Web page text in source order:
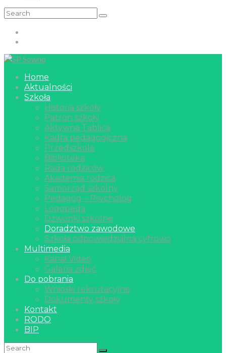
Home
Aktualności
Szkoła
Historia szkoły
Patron szkoły
Aktywna Tablica
Kadra pedagogiczna
Przedszkole
Biblioteka
Rada rodziców
Akademia rodzica
Samorząd szkolny
Pedagog – Psycholog
Logopeda
Dzwonki szkolne
Doradztwo zawodowe
Szkoła odpowiedzialna cyfrowo
Multimedia
Kanał Video
Galeria zdjęć
Do pobrania
Wnioski rekrutacyjne
Dokumenty szkoły
Kontakt
RODO
BIP